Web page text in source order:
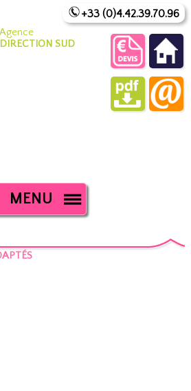
Agence
DIRECTION SUD
+33 (0)4.42.39.70.96
MENU